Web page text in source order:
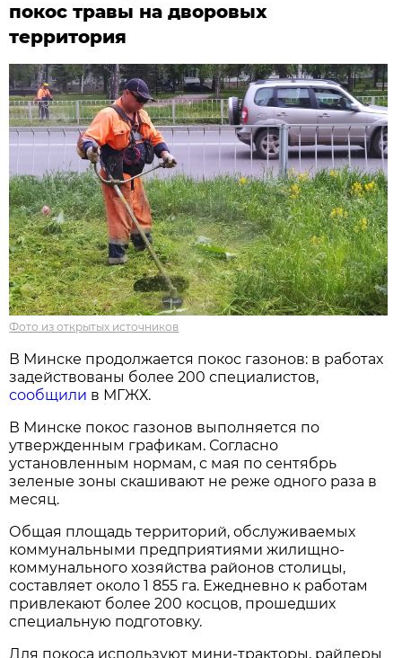
покос травы на дворовых
территория
Фото из открытых источников
В Минске продолжается покос газонов: в работах
задействованы более 200 специалистов,
сообщили в МГЖХ.
В Минске покос газонов выполняется по
утвержденным графикам. Согласно
установленным нормам, с мая по сентябрь
зеленые зоны скашивают не реже одного раза в
месяц.
Общая площадь территорий, обслуживаемых
коммунальными предприятиями жилищно-
коммунального хозяйства районов столицы,
составляет около 1 855 га. Ежедневно к работам
привлекают более 200 косцов, прошедших
специальную подготовку.
Для покоса используют мини-тракторы, райдеры